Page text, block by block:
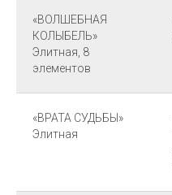
«ВОЛШЕБНАЯ
КОЛЫБЕЛЬ»
Элитная, 8
элементов
«ВРАТА СУДЬБЫ»
Элитная